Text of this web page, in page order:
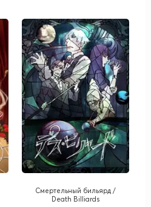
Смертельный бильярд /
Death Billiards